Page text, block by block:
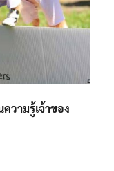
วามรู้เจ้าของ